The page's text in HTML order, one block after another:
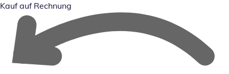
Kauf auf Rechnung